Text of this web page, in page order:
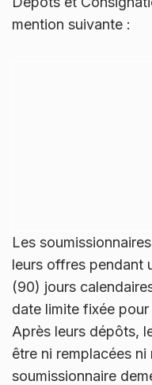
mention suivante :
Les
leurs offres pendant
(90) jours
date limite fixée
Après leurs dépôts,
être ni remplacées
soumissionnaire